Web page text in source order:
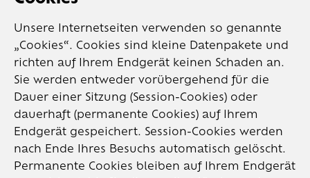
Unsere Internetseiten verwenden so genannte
„Cookies“. Cookies sind kleine Datenpakete und
richten auf Ihrem Endgerät keinen Schaden an.
Sie werden entweder vorübergehend für die
Dauer einer Sitzung (Session-Cookies) oder
dauerhaft (permanente Cookies) auf Ihrem
Endgerät gespeichert. Session-Cookies werden
nach Ende Ihres Besuchs automatisch gelöscht.
Permanente Cookies bleiben auf Ihrem Endgerät